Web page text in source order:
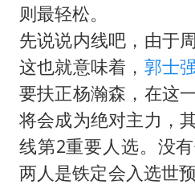
则最轻松。
先说说内线吧，由于
这也就意味着， 郭士
要扶正杨瀚森，在这
将会成为绝对主力，
线第2重要人选。没
两人是铁定会入选世